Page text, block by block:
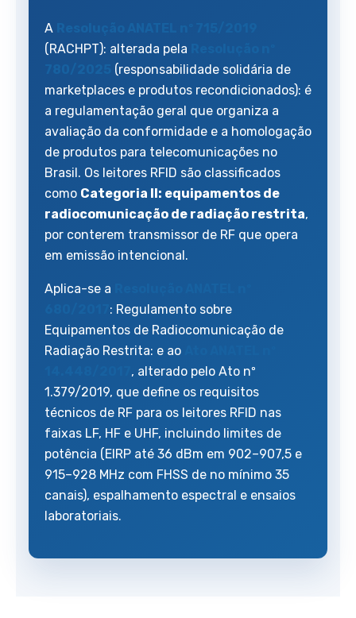
A
(RACHPT): alterada pela
(responsabilidade solidária de
marketplaces e produtos recondicionados): é
a regulamentação geral que organiza a
avaliação da conformidade e a homologação
de produtos para telecomunicações no
Brasil. Os leitores RFID são classificados
como Categoria II: equipamentos de
radiocomunicação de radiação restrita,
por conterem transmissor de RF que opera
em emissão intencional.
Aplica-se a
: Regulamento sobre
Equipamentos de Radiocomunicação de
Radiação Restrita: e ao
, alterado pelo Ato nº
1.379/2019, que define os requisitos
técnicos de RF para os leitores RFID nas
faixas LF, HF e UHF, incluindo limites de
potência (EIRP até 36 dBm em 902–907,5 e
915–928 MHz com FHSS de no mínimo 35
canais), espalhamento espectral e ensaios
laboratoriais.